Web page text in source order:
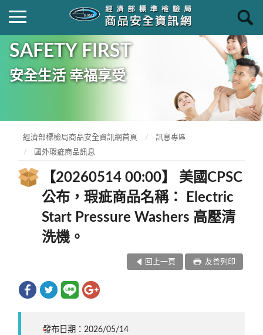
SAFETY FIRST
安全生活 幸福享受
經濟部標檢局商品安全資訊網首頁
訊息專區
國外瑕疵商品訊息
【20260514 00:00】 美國CPSC
公布，瑕疵商品名稱： Electric
Start Pressure Washers 高壓清
洗機。
回上一頁 友善列印
發布日期：2026/05/14